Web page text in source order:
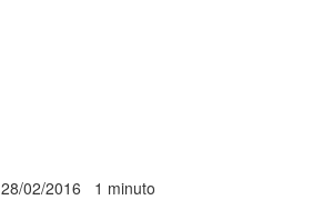
28/02/2016 1 minuto